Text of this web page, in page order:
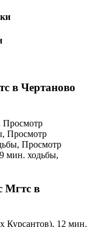
в Чертаново
Просмотр
Просмотр
Просмотр
мин. ходьбы,
Мгтс в
Курсантов), 12 мин.